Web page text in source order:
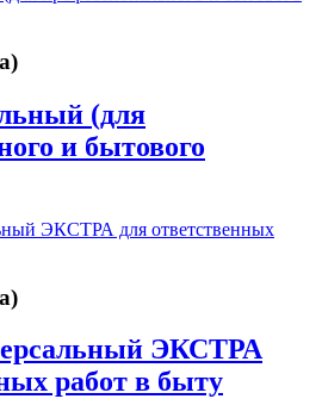
(для
и бытового
ЭКСТРА
работ в быту